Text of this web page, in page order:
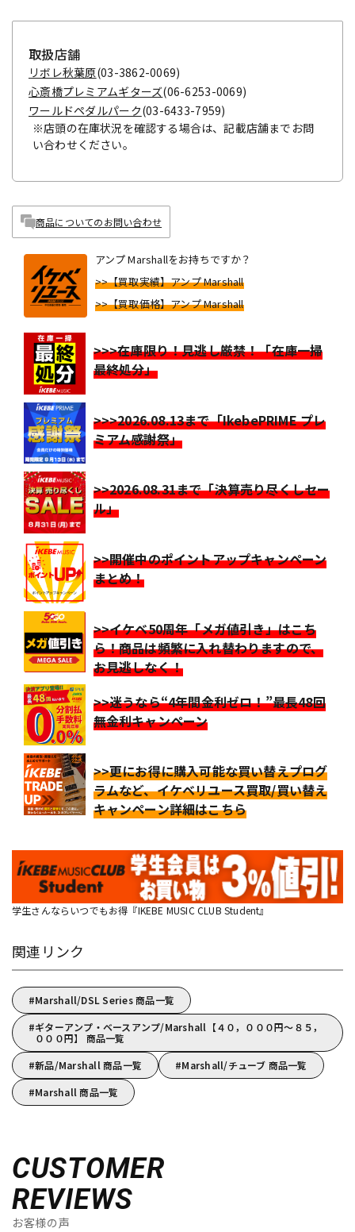
取扱店舗
リボレ秋葉原(03-3862-0069)
心斎橋プレミアムギターズ(06-6253-0069)
ワールドペダルパーク(03-6433-7959)
※店頭の在庫状況を確認する場合は、記載店舗までお問
い合わせください。
商品についてのお問い合わせ
アンプ Marshallをお持ちですか？
>>【買取実績】アンプ Marshall
>>【買取価格】アンプ Marshall
>>>在庫限り！見逃し厳禁！「在庫一掃
最終処分」
>>>2026.08.13まで「IkebePRIME プレ
ミアム感謝祭」
>>2026.08.31まで「決算売り尽くしセー
ル」
>>開催中のポイントアップキャンペーン
まとめ！
>>イケベ50周年「メガ値引き」はこち
ら！商品は頻繁に入れ替わりますので、
お見逃しなく！
>>迷うなら“4年間金利ゼロ！”最長48回
無金利キャンペーン
>>更にお得に購入可能な買い替えプログ
ラムなど、イケベリユース買取/買い替え
キャンペーン詳細はこちら
学生さんならいつでもお得『IKEBE MUSIC CLUB Student』
関連リンク
Marshall/DSL Series 商品一覧
ギターアンプ・ベースアンプ/Marshall【４０，０００円～８５，
０００円】 商品一覧
新品/Marshall 商品一覧
Marshall/チューブ 商品一覧
Marshall 商品一覧
CUSTOMER
REVIEWS
お客様の声